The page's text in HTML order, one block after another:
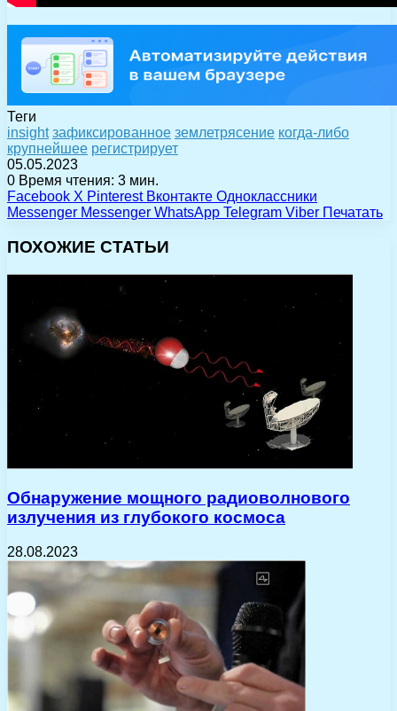
Теги
insight зафиксированное землетрясение когда-либо
крупнейшее регистрирует
05.05.2023
0 Время чтения: 3 мин.
Facebook X Pinterest Вконтакте Одноклассники
Messenger Messenger WhatsApp Telegram Viber Печатать
ПОХОЖИЕ СТАТЬИ
Обнаружение мощного радиоволнового
излучения из глубокого космоса
28.08.2023